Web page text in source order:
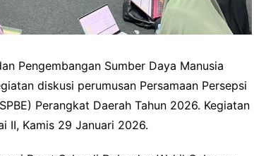
Pengembangan Sumber Daya Manusia
diskusi perumusan Persamaan Persepsi
Perangkat Daerah Tahun 2026. Kegiatan
II, Kamis 29 Januari 2026.